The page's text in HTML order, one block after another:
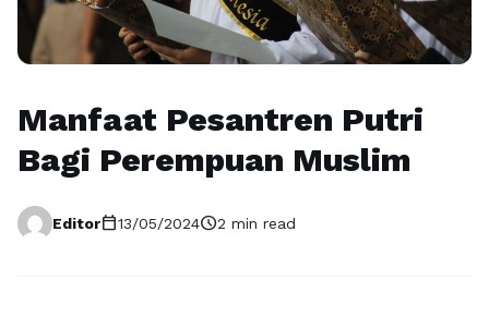
Manfaat Pesantren Putri
Bagi Perempuan Muslim
Editorcalendar_today13/05/2024schedule2 min read